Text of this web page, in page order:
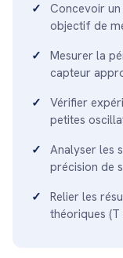
Concevoir
objectif de
Mesurer la
capteur
Vérifier
petites
Analyser les
précision de
Relier les
théoriques (T